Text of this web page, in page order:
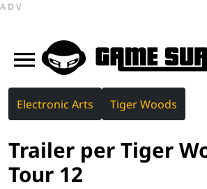
ADV
Electronic Arts Tiger Woods
Trailer per Tiger
Tour 12